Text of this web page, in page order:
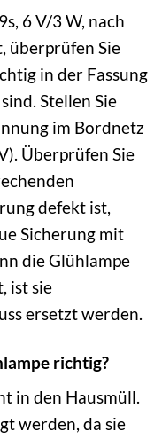
6 V/3 W, nach
überprüfen Sie
in der Fassung
Stellen Sie
im Bordnetz
Überprüfen Sie
defekt ist,
Sicherung mit
die Glühlampe
ist sie
ersetzt werden.
richtig?
in den Hausmüll.
werden, da sie